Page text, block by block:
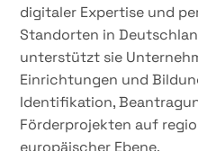
digitaler Expertise und
Standorten in
unterstützt sie
Einrichtungen und
Identifikation,
Förderprojekten auf
europäischer Ebene.